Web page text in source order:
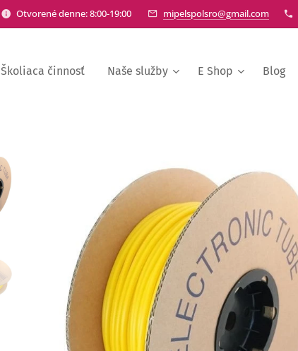
Otvorené denne: 8:00-19:00 mipelspolsro@gmail.com
Školiaca činnosť Naše služby E Shop Blog